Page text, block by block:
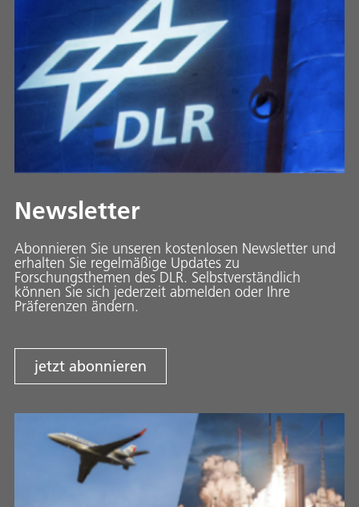
Newsletter
Abonnieren Sie unseren kostenlosen Newsletter und
erhalten Sie regelmäßige Updates zu
Forschungsthemen des DLR. Selbstverständlich
können Sie sich jederzeit abmelden oder Ihre
Präferenzen ändern.
jetzt abonnieren